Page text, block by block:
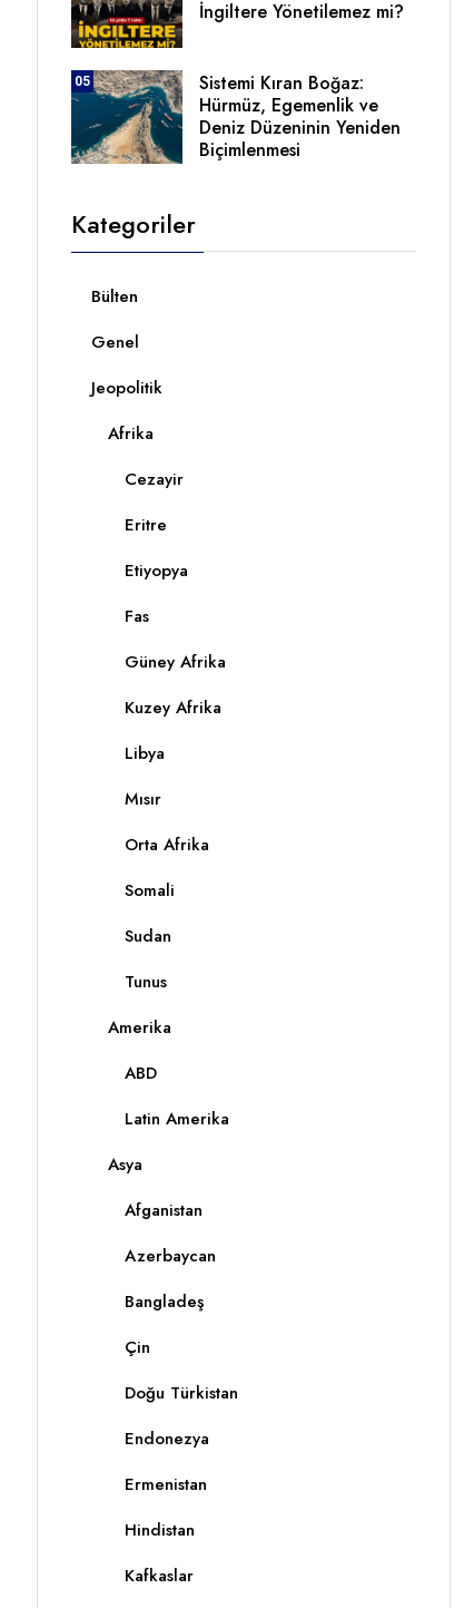
İngiltere Yönetilemez mi?
05
Sistemi Kıran Boğaz:
Hürmüz, Egemenlik ve
Deniz Düzeninin Yeniden
Biçimlenmesi
Kategoriler
Bülten
Genel
Jeopolitik
Afrika
Cezayir
Eritre
Etiyopya
Fas
Güney Afrika
Kuzey Afrika
Libya
Mısır
Orta Afrika
Somali
Sudan
Tunus
Amerika
ABD
Latin Amerika
Asya
Afganistan
Azerbaycan
Bangladeş
Çin
Doğu Türkistan
Endonezya
Ermenistan
Hindistan
Kafkaslar